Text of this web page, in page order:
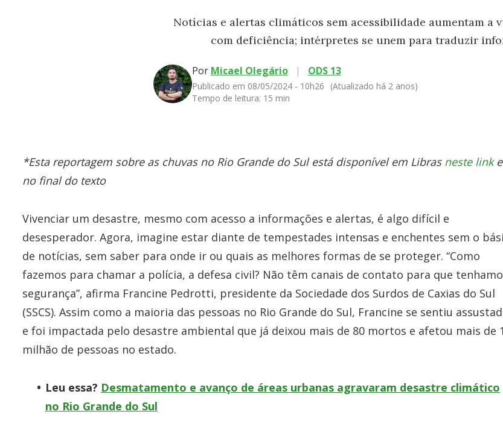
Notícias e alertas climáticos sem acessibilidade aumentam a
com deficiência; intérpretes se unem para traduzir
Por Micael Olegário | ODS 13
Publicado em 08/05/2024 - 10h26
(Atualizado há 2 anos)
Tempo de leitura: 15 min
*Esta reportagem sobre as chuvas no Rio Grande do Sul está disponível em Libras neste linke
no final do texto
Vivenciar um desastre, mesmo com acesso a informações e alertas, é algo difícil e
desesperador. Agora, imagine estar diante de tempestades intensas e enchentes sem o
de notícias, sem saber para onde ir ou quais as melhores formas de se proteger. “Como
fazemos para chamar a polícia, a defesa civil? Não têm canais de contato para que
segurança”, afirma Francine Pedrotti, presidente da Sociedade dos Surdos de Caxias do Sul
(SSCS). Assim como a maioria das pessoas no Rio Grande do Sul, Francine se sentiu
e foi impactada pelo desastre ambiental que já deixou mais de 80 mortos e afetou mais de 1
milhão de pessoas no estado.
Leu essa? Desmatamento e avanço de áreas urbanas agravaram desastre climático
no Rio Grande do Sul